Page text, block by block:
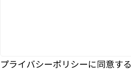
プライバシーポリシーに同意する